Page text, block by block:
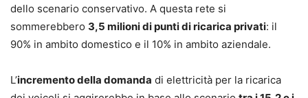
dello scenario conservativo. A questa rete si
sommerebbero 3,5 milioni di punti di ricarica privati: il
90% in ambito domestico e il 10% in ambito aziendale.
L’incremento della domanda di elettricità per la ricarica